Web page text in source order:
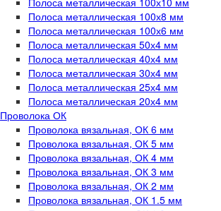
Полоса металлическая 100х8 мм
Полоса металлическая 100х6 мм
Полоса металлическая 50х4 мм
Полоса металлическая 40х4 мм
Полоса металлическая 30х4 мм
Полоса металлическая 25х4 мм
Полоса металлическая 20х4 мм
Проволока ОК
Проволока вязальная, ОК 6 мм
Проволока вязальная, ОК 5 мм
Проволока вязальная, ОК 4 мм
Проволока вязальная, ОК 3 мм
Проволока вязальная, ОК 2 мм
Проволока вязальная, ОК 1.5 мм